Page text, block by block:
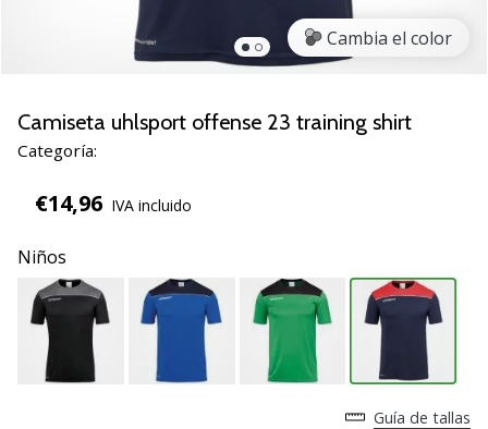
Navidad
jugadores
voleibol:
consejos
te
ayudarán
a
elegir
Cambia el color
Camiseta uhlsport offense 23 training shirt
Categoría:
€14,96 IVA incluido
Niños
Guía de tallas